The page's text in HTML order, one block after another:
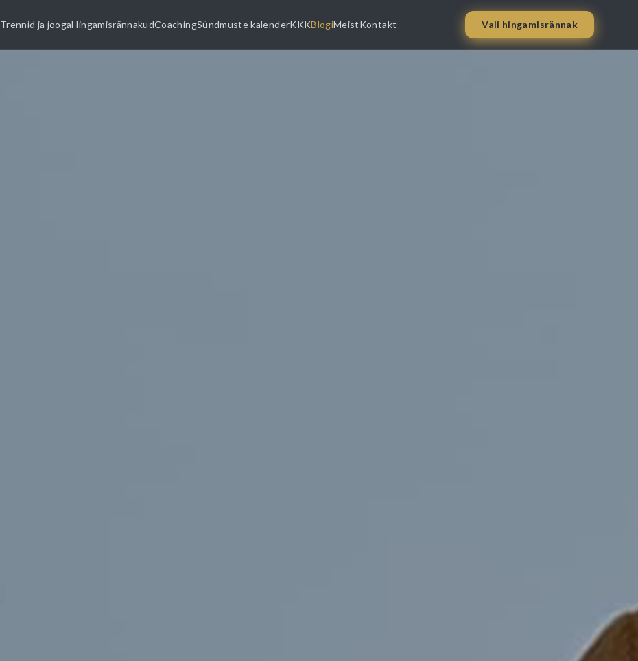
Trennid ja joogaHingamisrännakudCoachingSündmuste kalenderKKKBlogiMeistKontakt Vali hingamisrännak